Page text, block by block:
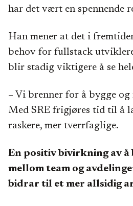
har det vært en spennende
Han mener at det i
behov for fullstack
blir stadig viktigere å se
– Vi brenner for å bygge og
Med SRE frigjøres tid til å
raskere, mer tverrfaglige.
En positiv bivirkning av å
mellom team og
bidrar til et mer allsidig